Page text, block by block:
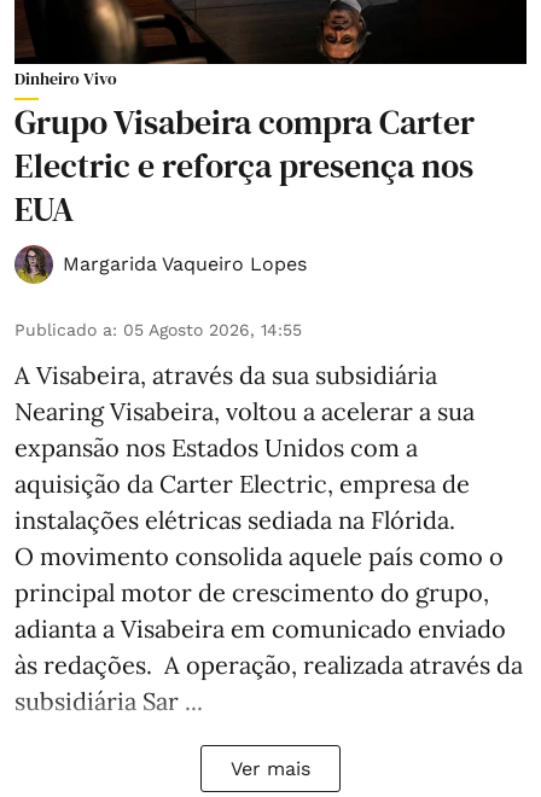
Dinheiro Vivo
Grupo Visabeira compra Carter
Electric e reforça presença nos
EUA
Margarida Vaqueiro Lopes
Publicado a: 05 Agosto 2026, 14:55
A Visabeira, através da sua subsidiária
Nearing Visabeira, voltou a acelerar a sua
expansão nos Estados Unidos com a
aquisição da Carter Electric, empresa de
instalações elétricas sediada na Flórida.
O movimento consolida aquele país como o
principal motor de crescimento do grupo,
adianta a Visabeira em comunicado enviado
às redações. A operação, realizada através da
subsidiária Sar ...
Ver mais